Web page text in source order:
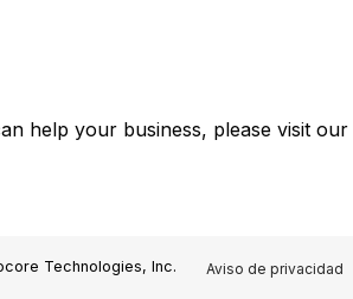
help your business, please visit our
Technologies, Inc. Aviso de privacidad